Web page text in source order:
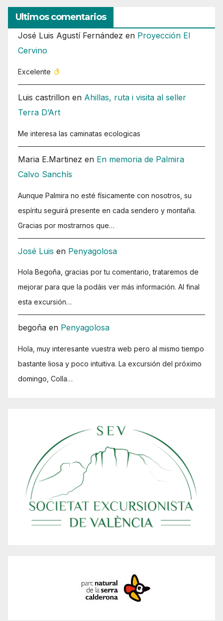
Ultimos comentarios
José Luis Agustí Fernández en Proyección El
Cervino
Excelente
Luis castrillon en Ahillas, ruta i visita al seller
Terra D’Art
Me interesa las caminatas ecologicas
Maria E.Martinez en En memoria de Palmira
Calvo Sanchís
Aunque Palmira no esté físicamente con nosotros, su
espíritu seguirá presente en cada sendero y montaña.
Gracias por mostrarnos que…
José Luis en Penyagolosa
Hola Begoña, gracias por tu comentario, trataremos de
mejorar para que la podáis ver más información. Al final
esta excursión…
begoña en Penyagolosa
Hola, muy interesante vuestra web pero al mismo tiempo
bastante liosa y poco intuitiva. La excursión del próximo
domingo, Colla…